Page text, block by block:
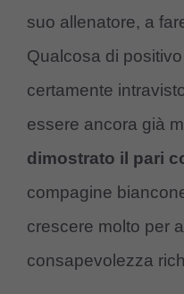
suo allenatore, a
Qualcosa di
certamente
essere ancora già
dimostrato il pari
compagine
crescere molto per
consapevolezza